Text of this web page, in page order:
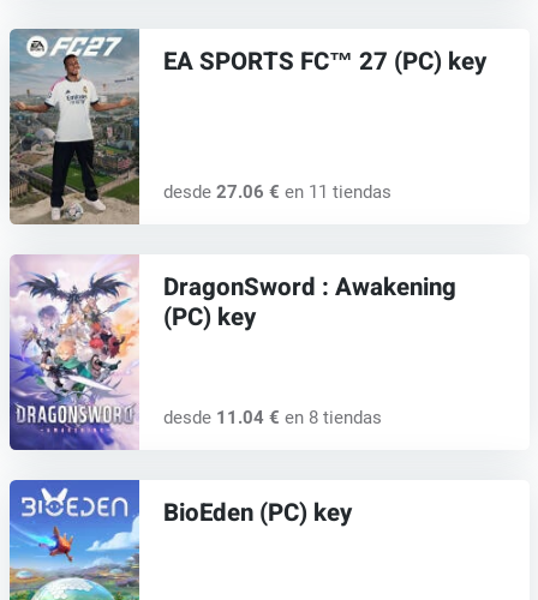
EA SPORTS FC™ 27 (PC) key
desde 27.06 € en 11 tiendas
DragonSword : Awakening
(PC) key
desde 11.04 € en 8 tiendas
BioEden (PC) key